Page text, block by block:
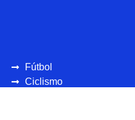
Fútbol
Ciclismo